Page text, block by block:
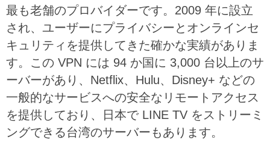
最も老舗のプロバイダーです。2009 年に設立
され、ユーザーにプライバシーとオンラインセ
キュリティを提供してきた確かな実績がありま
す。この VPN には 94 か国に 3,000 台以上のサ
ーバーがあり、Netflix、Hulu、Disney+ などの
一般的なサービスへの安全なリモートアクセス
を提供しており、日本で LINE TV をストリーミ
ングできる台湾のサーバーもあります。